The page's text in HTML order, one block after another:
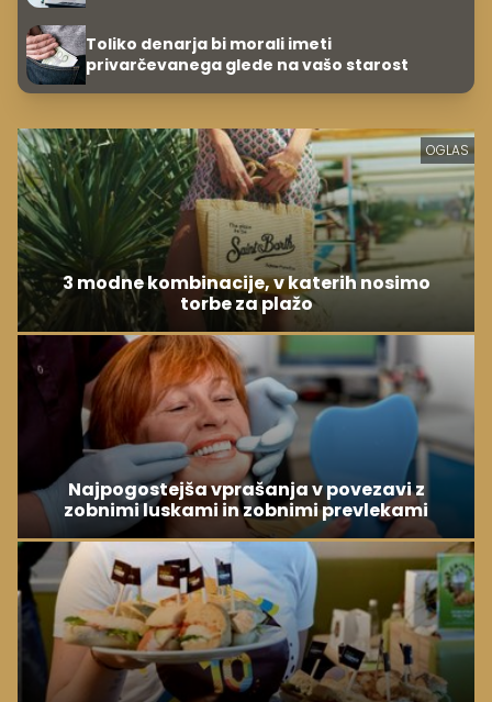
Toliko denarja bi morali imeti
privarčevanega glede na vašo starost
OGLAS
3 modne kombinacije, v katerih nosimo
torbe za plažo
Najpogostejša vprašanja v povezavi z
zobnimi luskami in zobnimi prevlekami